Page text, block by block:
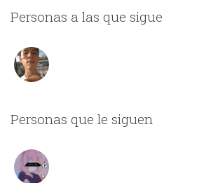
Personas a las que sigue
Personas que le siguen